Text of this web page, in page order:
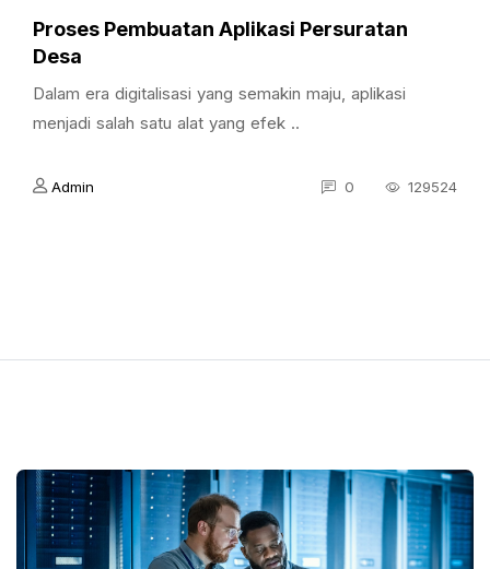
Proses Pembuatan Aplikasi Persuratan
Desa
Dalam era digitalisasi yang semakin maju, aplikasi
menjadi salah satu alat yang efek ..
Admin 0 129524